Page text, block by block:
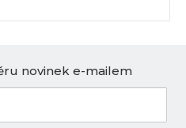
novinek e-mailem